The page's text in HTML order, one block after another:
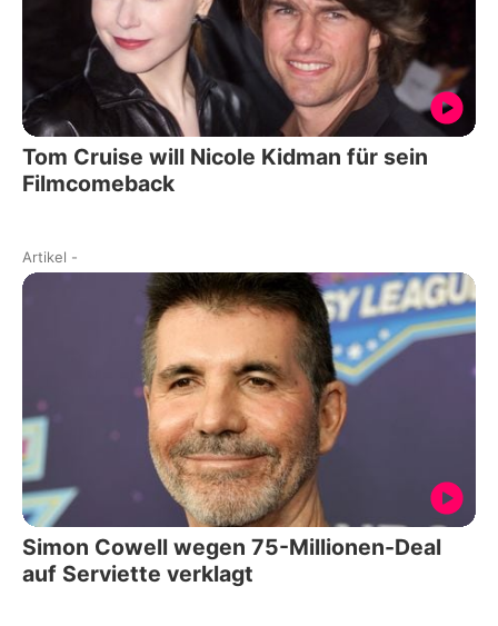
Tom Cruise will Nicole Kidman für sein
Filmcomeback
Artikel -
Simon Cowell wegen 75-Millionen-Deal
auf Serviette verklagt